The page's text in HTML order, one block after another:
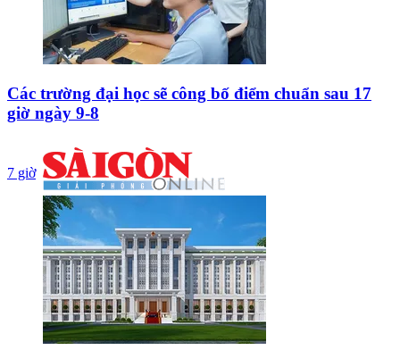
Các trường đại học sẽ công bố điểm chuẩn sau 17
giờ ngày 9-8
7 giờ